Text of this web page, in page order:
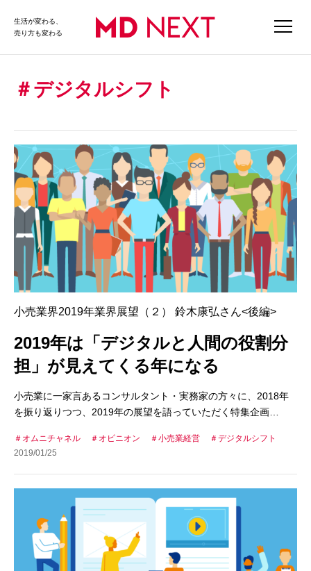
生活が変わる、
売り方も変わる
デジタルシフト
小売業界2019年業界展望（２） 鈴木康弘さん<後編>
2019年は「デジタルと人間の役割分
担」が見えてくる年になる
小売業に一家言あるコンサルタント・実務家の方々に、2018年
を振り返りつつ、2019年の展望を語っていただく特集企画…
オムニチャネル オピニオン 小売業経営
デジタルシフト
2019/01/25